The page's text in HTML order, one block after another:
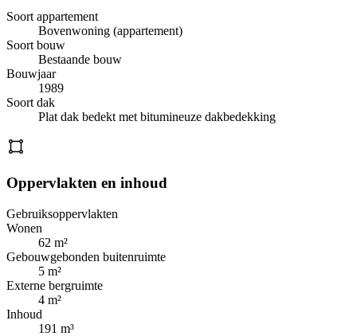
Soort appartement
Bovenwoning (appartement)
Soort bouw
Bestaande bouw
Bouwjaar
1989
Soort dak
Plat dak bedekt met bitumineuze dakbedekking
Oppervlakten en inhoud
Gebruiksoppervlakten
Wonen
62 m²
Gebouwgebonden buitenruimte
5 m²
Externe bergruimte
4 m²
Inhoud
191 m³